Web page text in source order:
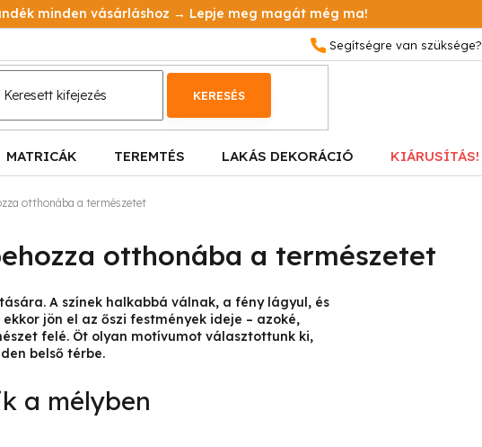
minden vásárláshoz → Lepje meg magát még ma!
KERESÉS
MATRICÁK TEREMTÉS LAKÁS DEKORÁCIÓ KIÁRUSÍTÁS!
otthonába a természetet
otthonába a természetet
A színek halkabbá válnak, a fény lágyul, és
jön el az őszi festmények ideje – azoké,
felé. Öt olyan motívumot választottunk ki,
belső térbe.
a mélyben